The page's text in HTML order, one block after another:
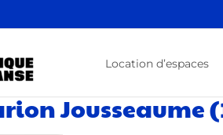
Location d’espaces
Jousseaume